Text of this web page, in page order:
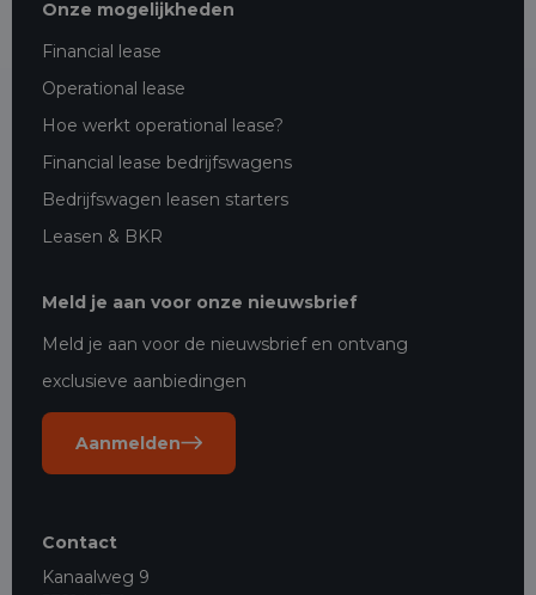
Onze mogelijkheden
Financial lease
Operational lease
Hoe werkt operational lease?
Financial lease bedrijfswagens
Bedrijfswagen leasen starters
Leasen & BKR
Meld je aan voor onze nieuwsbrief
Meld je aan voor de nieuwsbrief en ontvang
exclusieve aanbiedingen
Aanmelden
Contact
Kanaalweg 9